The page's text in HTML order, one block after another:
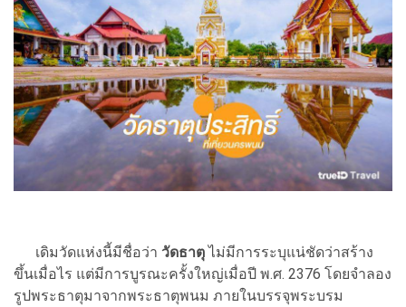
เดิมวัดแห่งนี้มีชื่อว่า วัดธาตุไม่มีการระบุแน่ชัดว่าสร้าง
ขึ้นเมื่อไร แต่มีการบูรณะครั้งใหญ่เมื่อปี พ.ศ. 2376 โดยจำลอง
รูปพระธาตุมาจากพระธาตุพนม ภายในบรรจุพระบรม